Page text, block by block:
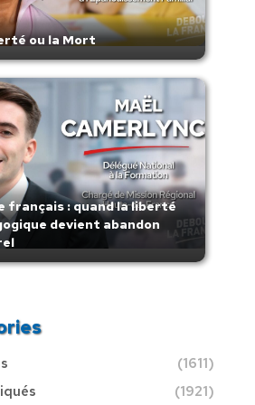
ou la Mort
français : quand la liberté
devient abandon
(1611)
(1921)